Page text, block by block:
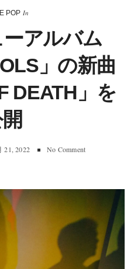
POP In
アルバム
」の新曲
DEATH」を
21, 2022 No Comment